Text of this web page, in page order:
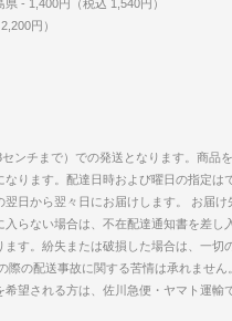
- 1,400円（税込 1,540円）
円）
ンチまで）での発送となります。商品
なります。配達日時および曜日の指定は
翌日から翌々日にお届けします。 お届け
入らない場合は、不在配達通知書を差し
ます。紛失または破損した場合は、一切
際の配送事故に関する苦情は承れません
希望される方は、佐川急便・ヤマト運輸